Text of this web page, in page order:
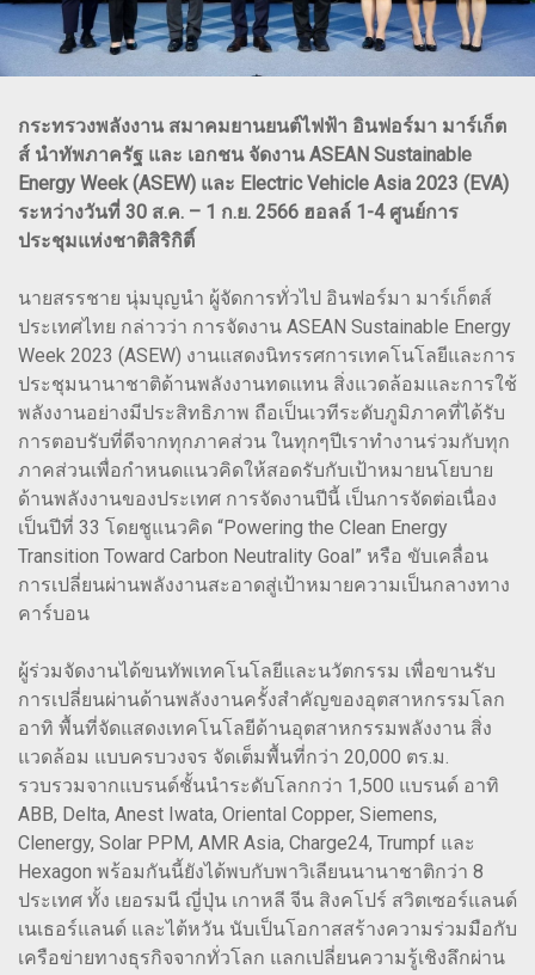
กระทรวงพลังงาน สมาคมยานยนต์ไฟฟ้า อินฟอร์มา มาร์เก็ต
ส์ นำทัพภาครัฐ และ เอกชน จัดงาน ASEAN Sustainable
Energy Week (ASEW) และ Electric Vehicle Asia 2023 (EVA)
ระหว่างวันที่ 30 ส.ค. – 1 ก.ย. 2566 ฮอลล์ 1-4 ศูนย์การ
ประชุมแห่งชาติสิริกิติ์
นายสรรชาย นุ่มบุญนำ ผู้จัดการทั่วไป อินฟอร์มา มาร์เก็ตส์
ประเทศไทย กล่าวว่า การจัดงาน ASEAN Sustainable Energy
Week 2023 (ASEW) งานแสดงนิทรรศการเทคโนโลยีและการ
ประชุมนานาชาติด้านพลังงานทดแทน สิ่งแวดล้อมและการใช้
พลังงานอย่างมีประสิทธิภาพ ถือเป็นเวทีระดับภูมิภาคที่ได้รับ
การตอบรับที่ดีจากทุกภาคส่วน ในทุกๆปีเราทำงานร่วมกับทุก
ภาคส่วนเพื่อกำหนดแนวคิดให้สอดรับกับเป้าหมายนโยบาย
ด้านพลังงานของประเทศ การจัดงานปีนี้ เป็นการจัดต่อเนื่อง
เป็นปีที่ 33 โดยชูแนวคิด “Powering the Clean Energy
Transition Toward Carbon Neutrality Goal” หรือ ขับเคลื่อน
การเปลี่ยนผ่านพลังงานสะอาดสู่เป้าหมายความเป็นกลางทาง
คาร์บอน
ผู้ร่วมจัดงานได้ขนทัพเทคโนโลยีและนวัตกรรม เพื่อขานรับ
การเปลี่ยนผ่านด้านพลังงานครั้งสำคัญของอุตสาหกรรมโลก
อาทิ พื้นที่จัดแสดงเทคโนโลยีด้านอุตสาหกรรมพลังงาน สิ่ง
แวดล้อม แบบครบวงจร จัดเต็มพื้นที่กว่า 20,000 ตร.ม.
รวบรวมจากแบรนด์ชั้นนำระดับโลกกว่า 1,500 แบรนด์ อาทิ
ABB, Delta, Anest Iwata, Oriental Copper, Siemens,
Clenergy, Solar PPM, AMR Asia, Charge24, Trumpf และ
Hexagon พร้อมกันนี้ยังได้พบกับพาวิเลียนนานาชาติกว่า 8
ประเทศ ทั้ง เยอรมนี ญี่ปุ่น เกาหลี จีน สิงคโปร์ สวิตเซอร์แลนด์
เนเธอร์แลนด์ และไต้หวัน นับเป็นโอกาสสร้างความร่วมมือกับ
เครือข่ายทางธุรกิจจากทั่วโลก แลกเปลี่ยนความรู้เชิงลึกผ่าน